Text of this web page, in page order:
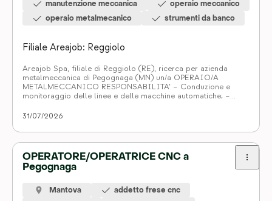
manutenzione meccanica
operaio meccanico
operaio metalmecanico
strumenti da banco
Filiale Areajob: Reggiolo
Areajob Spa, filiale di Reggiolo (RE), ricerca per azienda
metalmeccanica di Pegognaga (MN) un/a OPERAIO/A
METALMECCANICO RESPONSABILITA’ – Conduzione e
monitoraggio delle linee e delle macchine automatiche; –
macchinario; – Diagnostica rapida e primo intervento per fermi
manutentore […]
31/07/2026
OPERATORE/OPERATRICE CNC a
Pegognaga
Mantova
addetto frese cnc